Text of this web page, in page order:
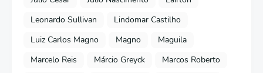
Leonardo Sullivan
Lindomar Castilho
Luiz Carlos Magno
Magno
Maguila
Marcelo Reis
Márcio Greyck
Marcos Roberto